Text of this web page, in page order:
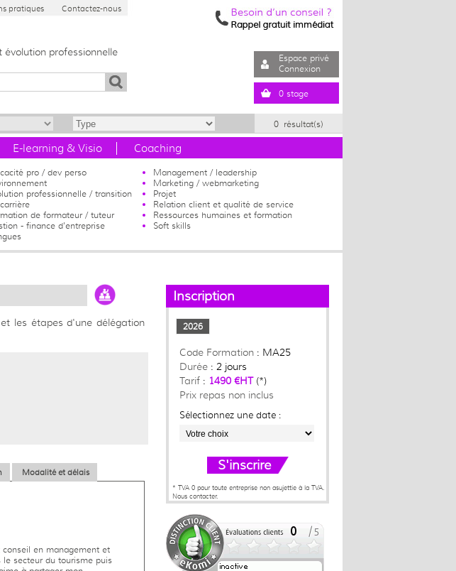
pratiques Contactez-nous
évolution professionnelle
Espace privé
Connexion
0 stage
0 résultat(s)
E-learning & Visio Coaching
pro / dev perso
professionnelle / transition
de formateur / tuteur
- finance d'entreprise
Management / leadership
Marketing / webmarketing
Projet
Relation client et qualité de service
Ressources humaines et formation
Soft skills
les étapes d'une délégation
Modalité et délais
en management et
secteur du tourisme puis
Inscription
2026
Code Formation : MA25
Durée : 2 jours
Tarif : 1490 €HT(*)
Prix repas non inclus
Sélectionnez une date :
S'inscrire
* TVA 0 pour toute entreprise non asujettie à la TVA.
Nous contacter.